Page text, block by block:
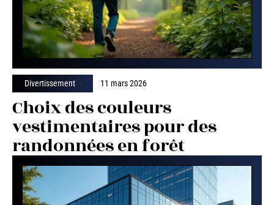
Divertissement 11 mars 2026
Choix des couleurs
vestimentaires pour des
randonnées en forêt